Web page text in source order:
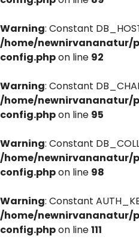
Warning: Constant
/home/newnirvananatur/
config.phpon line 92
Warning: Constant
/home/newnirvananatur/
config.phpon line 95
Warning: Constant
/home/newnirvananatur/
config.phpon line 98
Warning: Constant
/home/newnirvananatur/
config.phpon line111